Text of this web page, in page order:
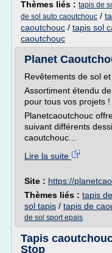
Thèmes liés : tapis de
de sol auto caoutchouc /
caoutchouc / tapis sol
caoutchouc
Planet
Revêtements de sol
Assortiment étendu
pour tous vos projets !
Planetcaoutchouc
suivant différents
caoutchouc...
Lire la suite
Site : https://
Thèmes liés : tapis
sol tapis / tapis de
de sol sport epais
Tapis
Stop